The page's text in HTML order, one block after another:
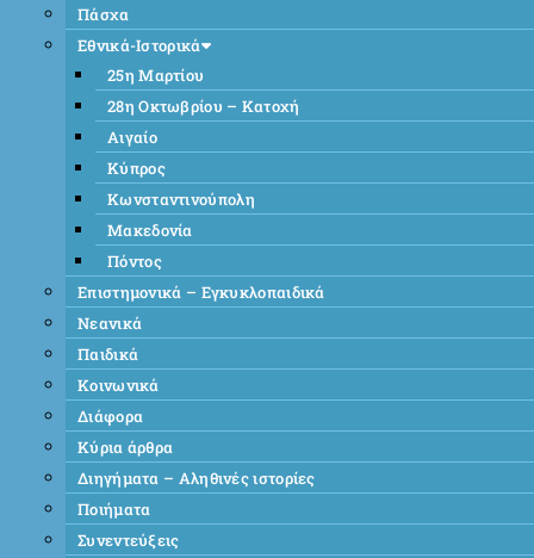
Πάσχα
Εθνικά-Ιστορικά
25η Μαρτίου
28η Οκτωβρίου – Κατοχή
Αιγαίο
Κύπρος
Κωνσταντινούπολη
Μακεδονία
Πόντος
Επιστημονικά – Εγκυκλοπαιδικά
Νεανικά
Παιδικά
Κοινωνικά
Διάφορα
Κύρια άρθρα
Διηγήματα – Αληθινές ιστορίες
Ποιήματα
Συνεντεύξεις